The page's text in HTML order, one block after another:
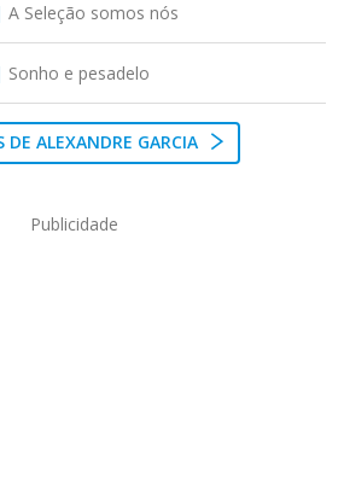
A Seleção somos nós
Sonho e pesadelo
DE ALEXANDRE GARCIA
Publicidade